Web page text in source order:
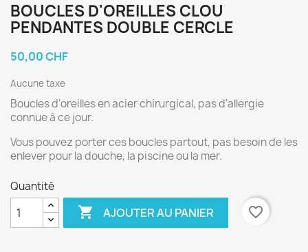
BOUCLES D'OREILLES CLOU
PENDANTES DOUBLE CERCLE
50,00 CHF
Aucune taxe
Boucles d'oreilles en acier chirurgical, pas d'allergie
connue à ce jour.
Vous pouvez porter ces boucles partout, pas besoin de les
enlever pour la douche, la piscine ou la mer.
Quantité
 AJOUTER AU PANIER favorite_border